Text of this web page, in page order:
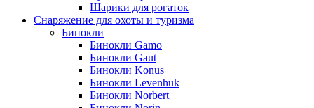
Шарики для рогаток
Снаряжение для охоты и туризма
Бинокли
Бинокли Gamo
Бинокли Gaut
Бинокли Konus
Бинокли Levenhuk
Бинокли Norbert